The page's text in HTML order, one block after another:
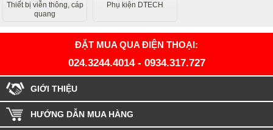
Thiết bị viễn thông, cáp
quang
Phụ kiện DTECH
ĐẶT MUA QUA ĐIỆN THOẠI:
024.3244.4014- 0934.317.727
GIỚI THIỆU
HƯỚNG DẪN MUA HÀNG